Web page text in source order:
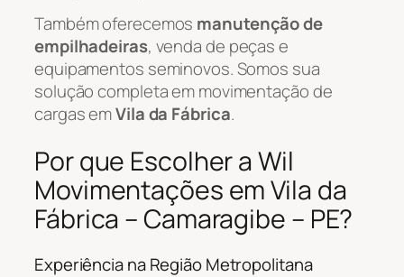
Também oferecemos manutenção de
empilhadeiras, venda de peças e
equipamentos seminovos. Somos sua
solução completa em movimentação de
cargas emVila da Fábrica.
Por que Escolher a Wil
Movimentações em Vila da
Fábrica – Camaragibe – PE?
Experiência na Região Metropolitana